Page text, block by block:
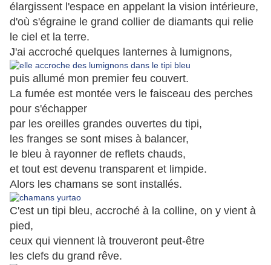
élargissent l'espace en appelant la vision intérieure,
d'où s'égraine le grand collier de diamants qui relie
le ciel et la terre.
J'ai accroché quelques lanternes à lumignons,
puis allumé mon premier feu couvert.
La fumée est montée vers le faisceau des perches
pour s'échapper
par les oreilles grandes ouvertes du tipi,
les franges se sont mises à balancer,
le bleu à rayonner de reflets chauds,
et tout est devenu transparent et limpide.
Alors les chamans se sont installés.
C'est un tipi bleu, accroché à la colline, on y vient à
pied,
ceux qui viennent là trouveront peut-être
les clefs du grand rêve.